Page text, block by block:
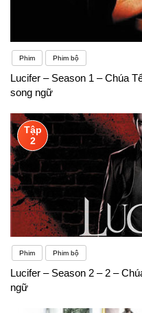
Phim Phim bộ
Lucifer – Season 1 – Chúa
song ngữ
Tập
2
Phim Phim bộ
Lucifer – Season 2 – 2 –
ngữ